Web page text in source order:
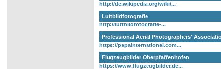
http://de.wikipedia.org/wiki/...
Luftbildfotografie
http://luftbildfotografie-...
Professional Aerial Photographers'
https://papainternational.com...
Flugzeugbilder Oberpfaffenhofen
https://www.flugzeugbilder.de...